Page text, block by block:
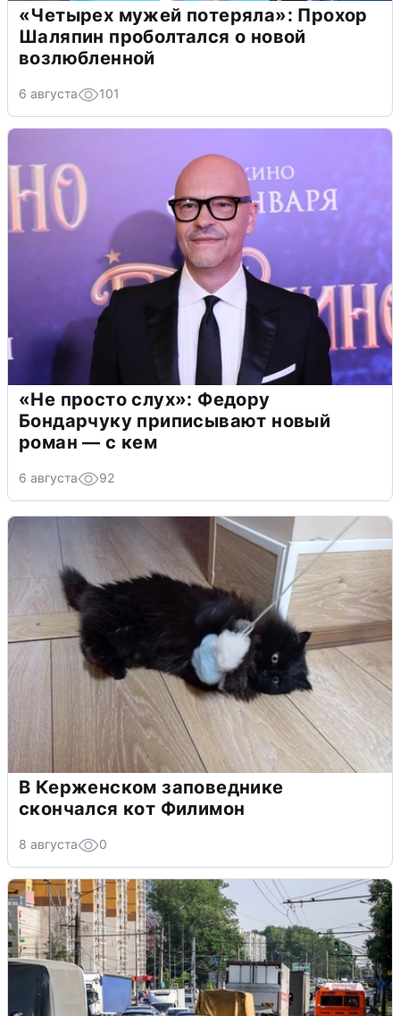
«Четырех мужей потеряла»: Прохор
Шаляпин проболтался о новой
возлюбленной
6 августа 101
«Не просто слух»: Федору
Бондарчуку приписывают новый
роман — с кем
6 августа 92
В Керженском заповеднике
скончался кот Филимон
8 августа 0